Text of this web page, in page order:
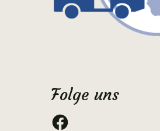
Folge uns
Facebook